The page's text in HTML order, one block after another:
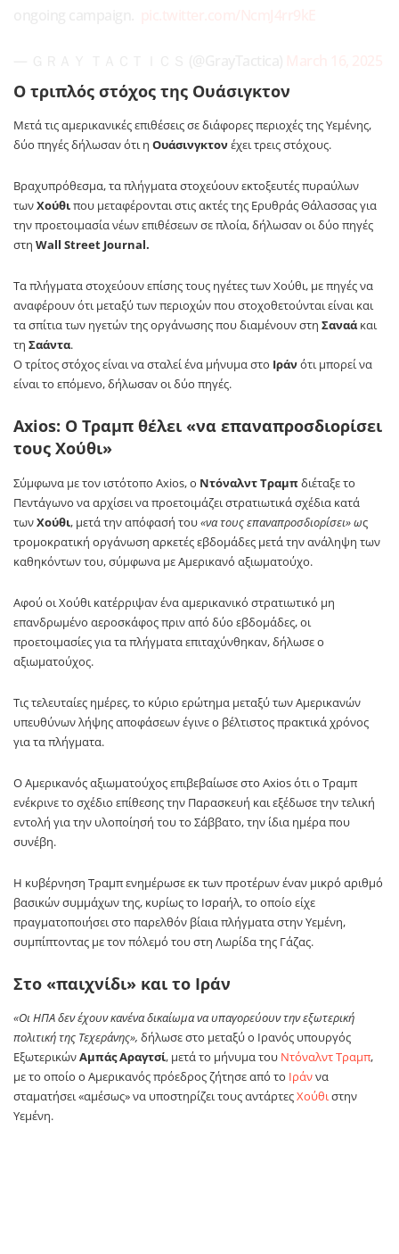
Ο τριπλός στόχος της Ουάσιγκτον
Μετά τις αμερικανικές επιθέσεις σε διάφορες περιοχές της Υεμένης,
δύο πηγές δήλωσαν ότι η Ουάσινγκτονέχει τρεις στόχους.
Βραχυπρόθεσμα, τα πλήγματα στοχεύουν εκτοξευτές πυραύλων
τωνΧούθιπου μεταφέρονται στις ακτές της Ερυθράς Θάλασσας για
την προετοιμασία νέων επιθέσεων σε πλοία, δήλωσαν οι δύο πηγές
στη Wall Street Journal.
Τα πλήγματα στοχεύουν επίσης τους ηγέτες των Χούθι, με πηγές να
αναφέρουν ότι μεταξύ των περιοχών που στοχοθετούνται είναι και
τα σπίτια των ηγετών της οργάνωσης που διαμένουν στη Σαναά και
τη Σαάντα.
Ο τρίτος στόχος είναι να σταλεί ένα μήνυμα στο Ιράνότι μπορεί να
είναι το επόμενο, δήλωσαν οι δύο πηγές.
Axios: Ο Τραμπ θέλει «να επαναπροσδιορίσει
τους Χούθι»
Σύμφωνα με τον ιστότοπο Axios, ο Ντόναλντ Τραμπδιέταξε το
Πεντάγωνο να αρχίσει να προετοιμάζει στρατιωτικά σχέδια κατά
τωνΧούθι, μετά την απόφασή του«να τους επαναπροσδιορίσει» ως
τρομοκρατική οργάνωση αρκετές εβδομάδες μετά την ανάληψη των
καθηκόντων του, σύμφωνα με Αμερικανό αξιωματούχο.
Αφού οι Χούθι κατέρριψαν ένα αμερικανικό στρατιωτικό μη
επανδρωμένο αεροσκάφος πριν από δύο εβδομάδες, οι
προετοιμασίες για τα πλήγματα επιταχύνθηκαν, δήλωσε ο
αξιωματούχος.
Τις τελευταίες ημέρες, το κύριο ερώτημα μεταξύ των Αμερικανών
υπευθύνων λήψης αποφάσεων έγινε ο βέλτιστος πρακτικά χρόνος
για τα πλήγματα.
Ο Αμερικανός αξιωματούχος επιβεβαίωσε στο Axios ότι ο Τραμπ
ενέκρινε το σχέδιο επίθεσης την Παρασκευή και εξέδωσε την τελική
εντολή για την υλοποίησή του το Σάββατο, την ίδια ημέρα που
συνέβη.
Η κυβέρνηση Τραμπ ενημέρωσε εκ των προτέρων έναν μικρό αριθμό
βασικών συμμάχων της, κυρίως το Ισραήλ, το οποίο είχε
πραγματοποιήσει στο παρελθόν βίαια πλήγματα στην Υεμένη,
συμπίπτοντας με τον πόλεμό του στη Λωρίδα της Γάζας.
Στο «παιχνίδι» και το Ιράν
«Οι ΗΠΑ δεν έχουν κανένα δικαίωμα να υπαγορεύουν την εξωτερική
πολιτική της Τεχεράνης», δήλωσε στο μεταξύ ο Ιρανός υπουργός
ΕξωτερικώνΑμπάς Αραγτσί, μετά το μήνυμα του Ντόναλντ Τραμπ,
με το οποίο ο Αμερικανός πρόεδρος ζήτησε από το Ιράννα
σταματήσει «αμέσως» να υποστηρίζει τους αντάρτεςΧούθιστην
Υεμένη.